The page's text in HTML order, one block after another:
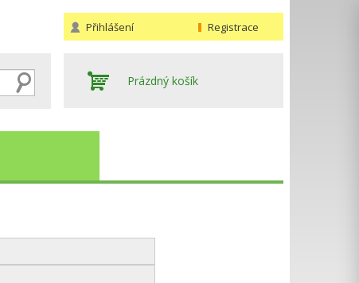
Přihlášení Registrace
Hledat
Prázdný košík